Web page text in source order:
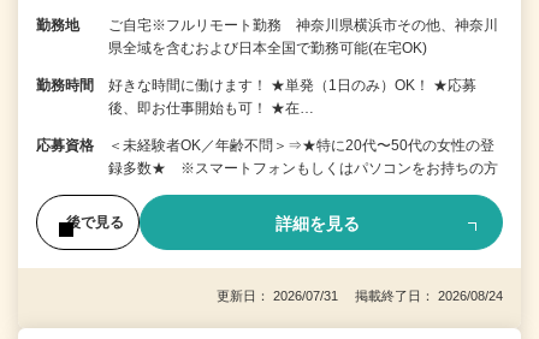
勤務地
ご自宅※フルリモート勤務 神奈川県横浜市その他、神奈川
県全域を含むおよび日本全国で勤務可能(在宅OK)
勤務時間
好きな時間に働けます！ ★単発（1日のみ）OK！ ★応募
後、即お仕事開始も可！ ★在…
応募資格
＜未経験者OK／年齢不問＞⇒★特に20代〜50代の女性の登
録多数★ ※スマートフォンもしくはパソコンをお持ちの方
後で見る 詳細を見る
更新日： 2026/07/31 掲載終了日： 2026/08/24